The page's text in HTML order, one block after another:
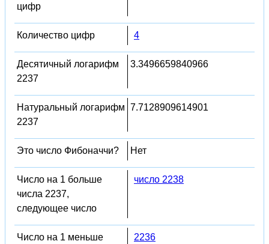
цифр
Количество цифр 4
Десятичный логарифм
2237
3.3496659840966
Натуральный логарифм
2237
7.7128909614901
Это число Фибоначчи? Нет
Число на 1 больше
числа 2237,
следующее число
число 2238
Число на 1 меньше
2236